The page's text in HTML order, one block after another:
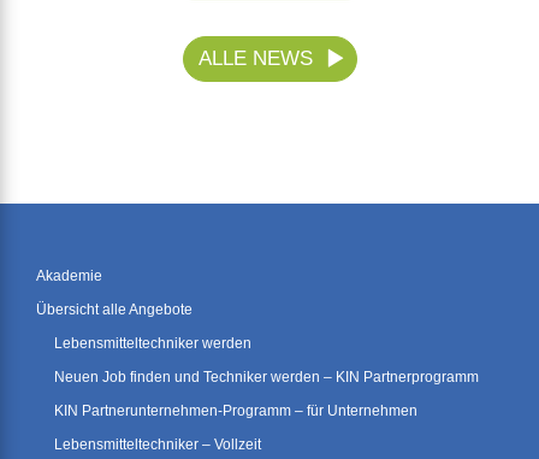
ALLE NEWS
Akademie
Übersicht alle Angebote
Lebensmitteltechniker werden
Neuen Job finden und Techniker werden – KIN Partnerprogramm
KIN Partnerunternehmen-Programm – für Unternehmen
Lebensmitteltechniker – Vollzeit